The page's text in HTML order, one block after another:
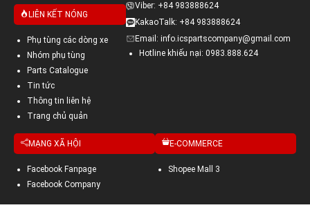
LIÊN KẾT NÓNG
Phụ tùng các dòng xe
Nhóm phụ tùng
Parts Catalogue
Tin tức
Thông tin liên hệ
Trang chủ quản
Viber: +84 983888624
KakaoTalk: +84 983888624
Email: info.icspartscompany@gmail.com
Hotline khiếu nại: 0983.888.624
MẠNG XÃ HỘI
Facebook Fanpage
Facebook Company
E-COMMERCE
Shopee Mall 3